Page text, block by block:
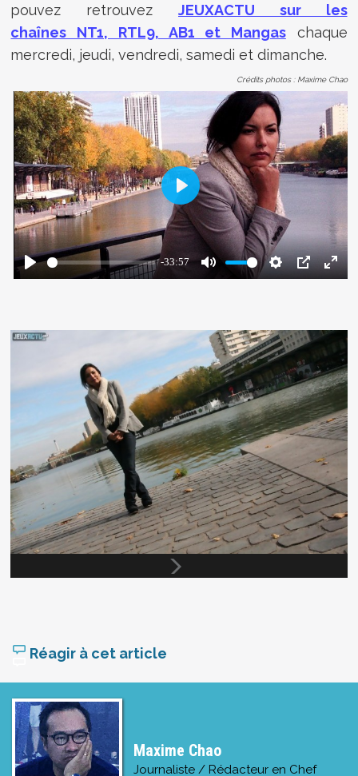
pouvez retrouvez JEUXACTU sur les
chaînes NT1, RTL9, AB1 et Mangaschaque
mercredi, jeudi, vendredi, samedi et dimanche.
Crédits photos : Maxime Chao
Réagir à cet article
Maxime Chao
Journaliste / Rédacteur en Chef